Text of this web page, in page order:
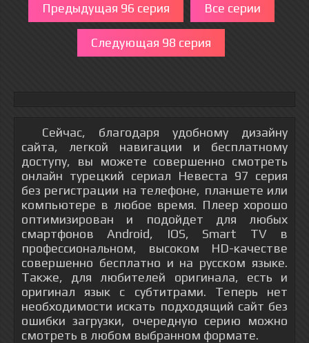
Предыдущая 96 серия Все серии
Следующая 98 серия
Сейчас, благодаря удобному дизайну
сайта, легкой навигации и бесплатному
доступу, вы можете совершенно смотреть
онлайн турецкий сериал Невеста 97 серия
без регистрации на телефоне, планшете или
компьютере в любое время. Плеер хорошо
оптимизирован и подойдет для любых
смартфонов Android, IOS, Smart TV в
профессиональном, высоком HD-качестве
совершенно бесплатно и на русском языке.
Также, для любителей оригинала, есть и
оригинал язык с субтитрами. Теперь нет
необходимости искать подходящий сайт без
ошибки загрузки, очередную серию можно
смотреть в любом выбранном формате.